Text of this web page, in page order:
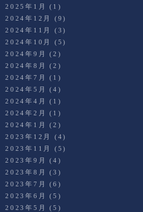
2025年1月
(1)
2024年12月
(9)
2024年11月
(3)
2024年10月
(5)
2024年9月
(2)
2024年8月
(2)
2024年7月
(1)
2024年5月
(4)
2024年4月
(1)
2024年2月
(1)
2024年1月
(2)
2023年12月
(4)
2023年11月
(5)
2023年9月
(4)
2023年8月
(3)
2023年7月
(6)
2023年6月
(5)
2023年5月
(5)